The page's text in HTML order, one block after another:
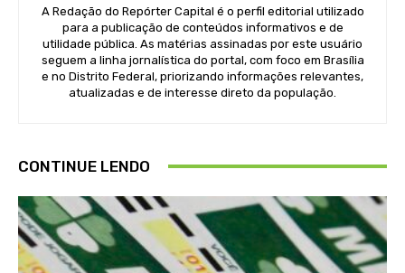
A Redação do Repórter Capital é o perfil editorial utilizado
para a publicação de conteúdos informativos e de
utilidade pública. As matérias assinadas por este usuário
seguem a linha jornalística do portal, com foco em Brasília
e no Distrito Federal, priorizando informações relevantes,
atualizadas e de interesse direto da população.
CONTINUE LENDO